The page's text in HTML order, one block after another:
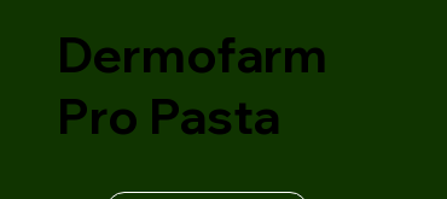
Dermofarm
Pro Pasta